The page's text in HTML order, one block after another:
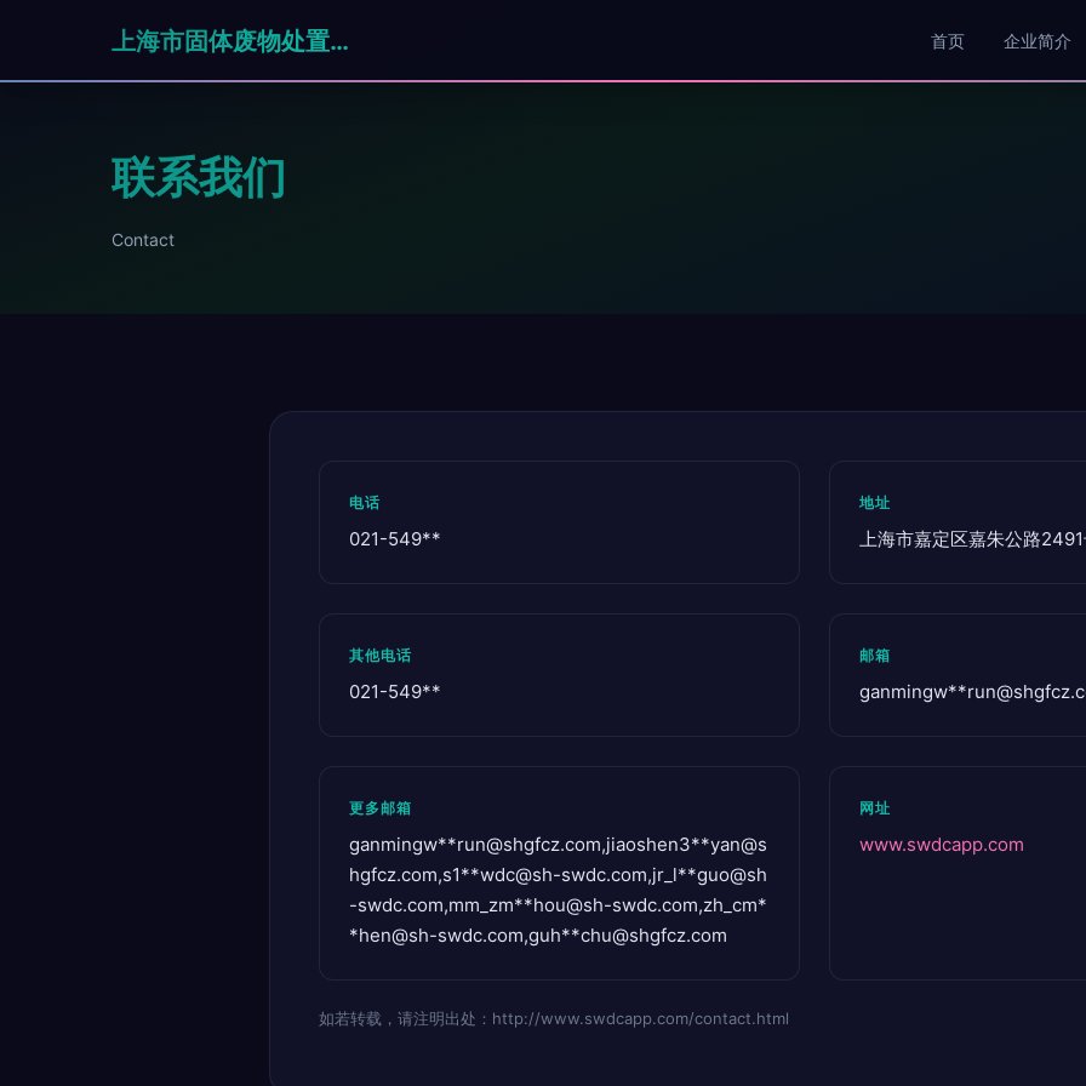
上海市固体废物处置有限公司 首页 企业简介
联系我们
Contact
电话
021-549**
地址
上海市嘉定区嘉朱公路
其他电话
021-549**
邮箱
ganmingw**
更多邮箱
ganmingw**run@shgfcz.com,jiaoshen3**yan@s
hgfcz.com,s1**wdc@sh-swdc.com,jr_l**guo@sh
-swdc.com,mm_zm**hou@sh-swdc.com,zh_cm*
*hen@sh-swdc.com,guh**chu@shgfcz.com
网址
www.swdcapp.com
如若转载，请注明出处：http://www.swdcapp.com/contact.html